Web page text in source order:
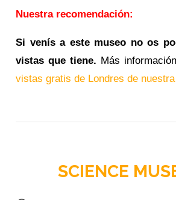
Nuestra recomendación:
Si venís a este museo no os
vistas que tiene. Más
vistas gratis de Londres de
SCIENCE